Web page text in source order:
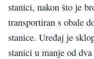
stanici, nakon što je
transportiran s obale
stanice. Uređaj je
stanici u manje od dva